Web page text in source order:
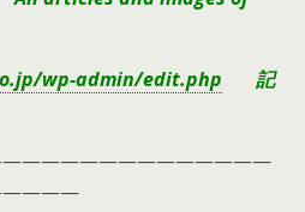
wp-admin/edit.php 記